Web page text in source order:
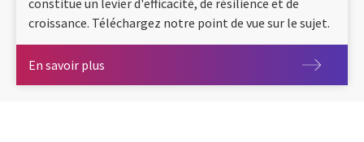
croissance. Téléchargez notre point de vue sur le sujet.
En savoir plus